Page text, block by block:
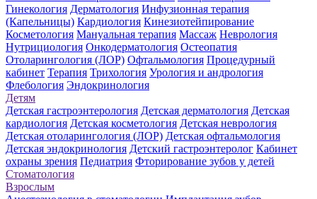
Гинекология Дерматология Инфузионная терапия
(Капельницы) Кардиология Кинезиотейпирование
Косметология Мануальная терапия Массаж Неврология
Нутрициология Онкодерматология Остеопатия
Отоларингология (ЛОР) Офтальмология Процедурный
кабинет Терапия Трихология Урология и андрология
Флебология Эндокринология
Детям
Детская гастроэнтерология Детская дерматология Детская
кардиология Детская косметология Детская неврология
Детская отоларингология (ЛОР) Детская офтальмология
Детская эндокринология Детский гастроэнтеролог Кабинет
охраны зрения Педиатрия Фторирование зубов у детей
Стоматология
Взрослым